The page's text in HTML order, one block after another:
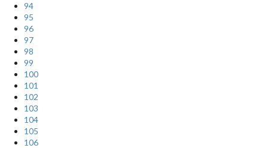
94
95
96
97
98
99
100
101
102
103
104
105
106